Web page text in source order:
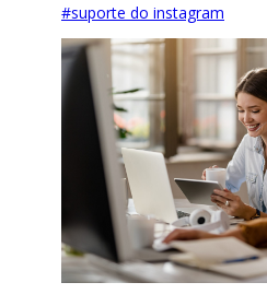
#suporte do instagram